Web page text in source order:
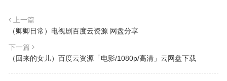
上一篇
（卿卿日常）电视剧百度云资源 网盘分享
下一篇
（回来的女儿）百度云资源「电影/1080p/高清」云网盘下载